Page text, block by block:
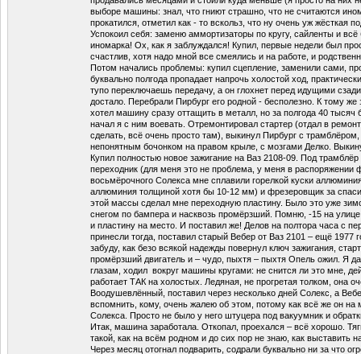
выборе машины: знал, что гниют страшно, что не считаются
прокатился, отметил как - то вскольз, что ну очень уж жёсткая
Успокоил себя: заменю аммортизаторы по кругу, сайленты и всё
иномарка! Ох, как я заблуждался! Купил, первые недели был
счастлив, хотя надо мной все смеялись и на работе, и
Потом начались проблемы: купил сцепление, заменили сами,
буквально полгода пропадает напрочь холостой ход,
тупо переключаешь передачу, а он глохнет перед идущими
достало. Перебрали Пирбург его родной - бесполезно. К тому же
хотел машину сразу оттащить в металл, но за полгода 40
начал я с ним воевать. Отремонтировал стартер (отдал в
сделать, всё очень просто там), выкинул Пирбург с трамблёром,
непонятным бочонком на правом крыле, с мозгами Делко.
Купил полностью новое зажигание на Ваз 2108-09. Под
переходник (для меня это не проблема, у меня в распоряжении
восьмёрочного Солекса мне сплавили горелкой куски
аллюминия толщиной хотя бы 10-12 мм) и фрезеровщик за
этой массы сделал мне переходную пластину. Было это уже
снегом по бампера и насквозь промёрзший. Помню, -15 на
и пластину на место. И поставил же! Делов на полтора часа с
принесли тогда, поставил старый Вебер от Ваз 2101 – ещё 1977
забуду, как безо всякой надежды повернул ключ зажигания,
промёрзший двигатель и – чудо, пыхтя – пыхтя Опель ожил. Я
глазам, ходил вокруг машины кругами: не снится ли это мне,
работает ТАК на холостых. Ледяная, не прогретая толком, она
Воодушевлённый, поставил через несколько дней Солекс, а
вспомнить, кому, очень жалею об этом, потому как всё же он на
Солекса. Просто не было у него штуцера под вакуумник и
Итак, машина заработала. Откопал, проехался – всё хорошо.
такой, как на всём родном и до сих пор не знаю, как выставить
Через месяц отогнал подварить, содрали буквально ни за что